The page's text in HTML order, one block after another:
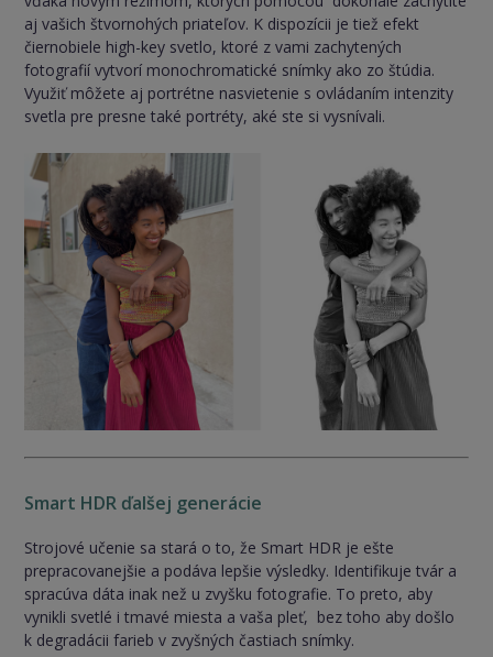
aj vašich štvornohých priateľov. K dispozícii je tiež efekt
čiernobiele high-key svetlo, ktoré z vami zachytených
fotografií vytvorí monochromatické snímky ako zo štúdia.
Využiť môžete aj portrétne nasvietenie s ovládaním intenzity
svetla pre presne také portréty, aké ste si vysnívali.
Smart HDR ďalšej generácie
Strojové učenie sa stará o to, že Smart HDR je ešte
prepracovanejšie a podáva lepšie výsledky. Identifikuje tvár a
spracúva dáta inak než u zvyšku fotografie. To preto, aby
vynikli svetlé i tmavé miesta a vaša pleť, bez toho aby došlo
k degradácii farieb v zvyšných častiach snímky.